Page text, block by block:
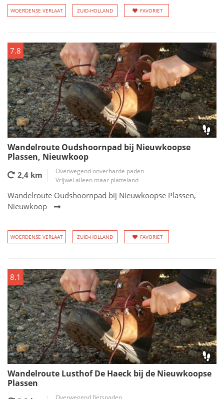
WOERDENSE VERLAAT ZUID-HOLLAND FAVORIET
7.8
Wandelroute Oudshoornpad bij Nieuwkoopse
Plassen, Nieuwkoop
2,4 km
Overwegend onverharde paden
Vrijwel alleen maar platteland
Wandelroute Oudshoornpad bij Nieuwkoopse Plassen,
Nieuwkoop
WOERDENSE VERLAAT ZUID-HOLLAND FAVORIET
8.1
Wandelroute Lusthof De Haeck bij de Nieuwkoopse
Plassen
Overwegend fietspaden